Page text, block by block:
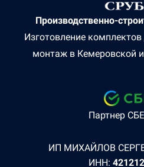
Производственно-
Изготовление
монтаж в Кемеровской
Партнер
ИП МИХАЙЛОВ
ИНН: